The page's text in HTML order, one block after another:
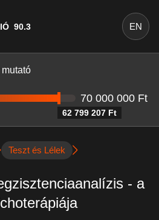
90.3 EN
62 799 207 Ft
70 000 000 Ft
Teszt és Lélek
- a